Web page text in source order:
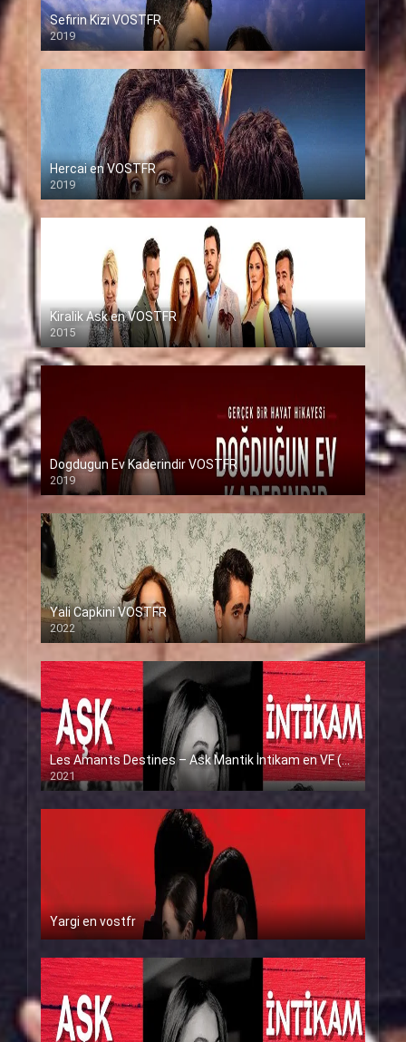
Sefirin Kizi VOSTFR
2019
Hercai en VOSTFR
2019
Kiralik Ask en VOSTFR
2015
Dogdugun Ev Kaderindir VOSTFR
2019
Yali Capkini VOSTFR
2022
Les Amants Destines – Ask Mantik İntikam en VF (Voix Francaise)
2021
Yargi en vostfr